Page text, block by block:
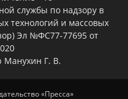
службы по надзору в
технологий и массовых
Эл №ФС77-77695 от
Манухин Г. В.
«Пресса»